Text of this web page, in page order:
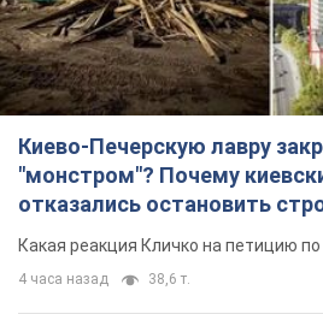
Киево-Печерскую лавру
"монстром"? Почему
отказались остановить
небоскреба "московского
Какая реакция Кличко на петицию
4 часа назад 38,6 т.